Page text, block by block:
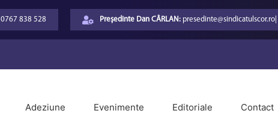
0767 838 528 Președinte Dan CÂRLAN:presedinte@sindicatulscor.ro|
Adeziune Evenimente Editoriale Contact